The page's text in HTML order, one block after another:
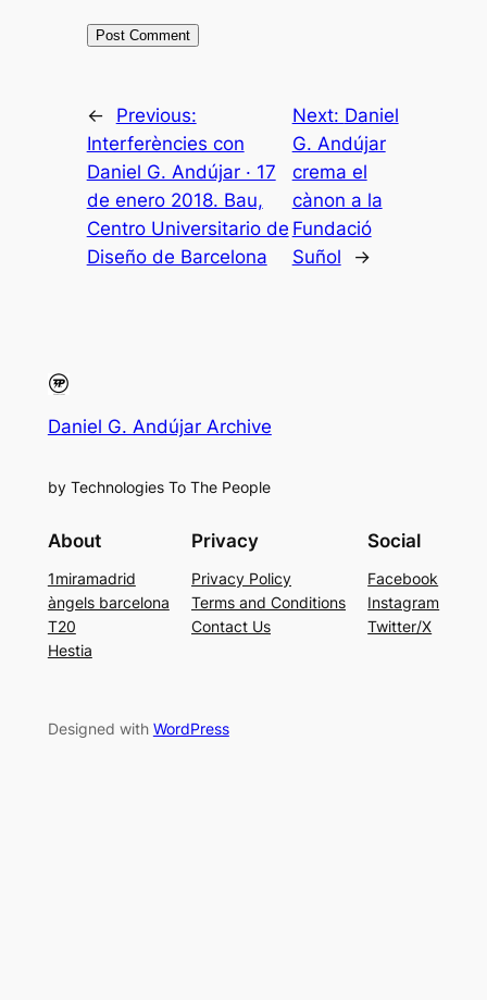
←
Previous:
Interferències con
Daniel G. Andújar · 17
de enero 2018. Bau,
Centro Universitario de
Diseño de Barcelona
Next: Daniel
G. Andújar
crema el
cànon a la
Fundació
Suñol
→
Daniel G. Andújar Archive
by Technologies To The People
About
1miramadrid
àngels barcelona
T20
Hestia
Privacy
Privacy Policy
Terms and Conditions
Contact Us
Social
Facebook
Instagram
Twitter/X
Designed with WordPress